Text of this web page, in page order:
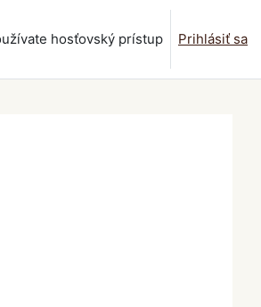
hosťovský prístup Prihlásiť sa